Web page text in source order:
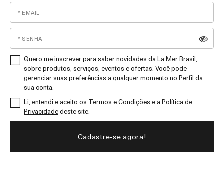
Quero me inscrever para saber novidades da La Mer Brasil,
sobre produtos, serviços, eventos e ofertas. Você pode
gerenciar suas preferências a qualquer momento no Perfil da
sua conta.
Li, entendi e aceito os Termos e Condições e a Política de
Privacidadedeste site.